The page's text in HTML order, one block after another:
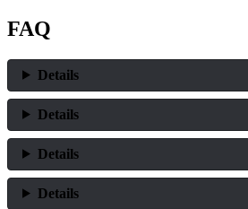
FAQ
Details
Details
Details
Details